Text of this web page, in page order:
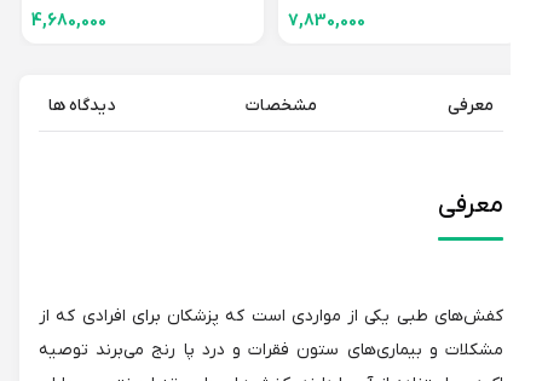
7,830,000
4,680,000
معرفی مشخصات دیدگاه ها
معرفی
کفش‌های طبی یکی از مواردی است که پزشکان برای افرادی که از
مشکلات و بیماری‌های ستون فقرات و درد پا رنج می‌برند توصیه